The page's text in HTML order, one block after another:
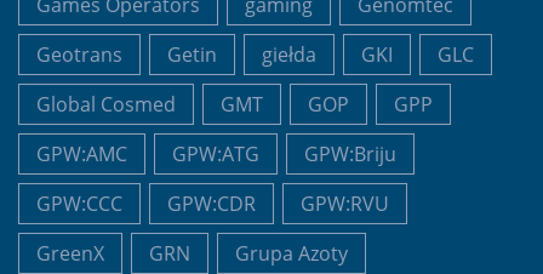
Geotrans
Getin giełda GKI
GLC
Global Cosmed
GMT GOP
GPP
GPW:AMC
GPW:ATG
GPW:Briju
GPW:CCC
GPW:CDR
GPW:RVU
GreenX
GRN Grupa Azoty